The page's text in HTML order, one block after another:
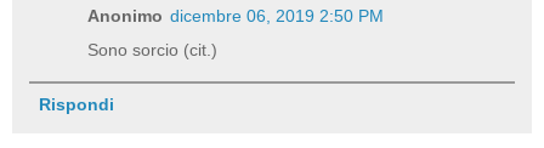
Anonimo dicembre 06, 2019 2:50 PM
Sono sorcio (cit.)
Rispondi